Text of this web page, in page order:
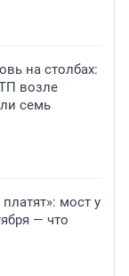
на столбах:
возле
семь
мост у
— что